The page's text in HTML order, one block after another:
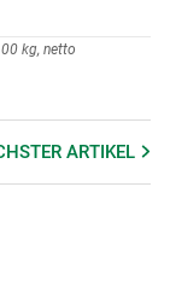
kg, netto
ARTIKEL